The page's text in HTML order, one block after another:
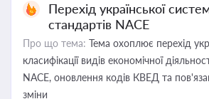
Перехід української
стандартів NACE
Про що тема: Тема охоплює перехід
класифікації видів економічної
NACE, оновлення кодів КВЕД та
зміни